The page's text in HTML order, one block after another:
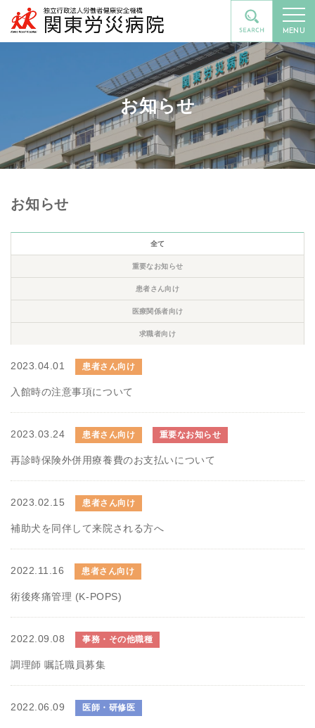
MENU
お知らせ
お知らせ
全て
重要なお知らせ
患者さん向け
医療関係者向け
求職者向け
2023.04.01 患者さん向け
入館時の注意事項について
2023.03.24 患者さん向け 重要なお知らせ
再診時保険外併用療養費のお支払いについて
2023.02.15 患者さん向け
補助犬を同伴して来院される方へ
2022.11.16 患者さん向け
術後疼痛管理 (K-POPS)
2022.09.08 事務・その他職種
調理師 嘱託職員募集
2022.06.09 医師・研修医